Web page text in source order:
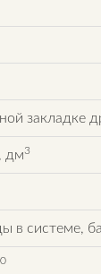
закладке
дм3
в системе,
0